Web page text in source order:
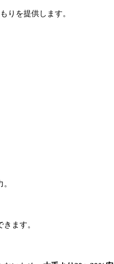
りを提供します。
ます。